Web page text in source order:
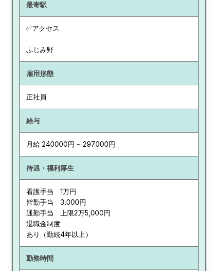
最寄駅
✅アクセス
ふじみ野
雇用形態
正社員
給与
月給 240000円 ~ 297000円
待遇・福利厚生
看護手当 1万円
皆勤手当 3,000円
通勤手当 上限2万5,000円
退職金制度
あり（勤続4年以上）
勤務時間